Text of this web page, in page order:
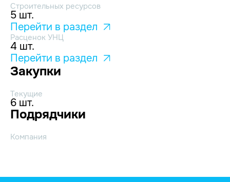
Строительных ресурсов
5 шт.
Перейти в раздел
Расценок УНЦ
4 шт.
Перейти в раздел
Закупки
Текущие
6 шт.
Подрядчики
Компания